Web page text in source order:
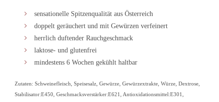
sensationelle Spitzenqualität aus Österreich
doppelt geräuchert und mit Gewürzen verfeinert
herrlich duftender Rauchgeschmack
laktose- und glutenfrei
mindestens 6 Wochen gekühlt haltbar
Zutaten: Schweinefleisch, Speisesalz, Gewürze, Gewürzextrakte, Würze, Dextrose,
Stabilisator:E450, Geschmacksverstärker:E621, Antioxidationsmittel:E301,